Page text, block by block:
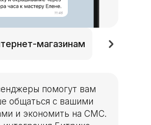
магазинам
помогут вам
общаться с вашими
и экономить на СМС.